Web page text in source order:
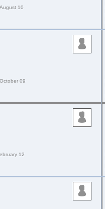
10
09
12